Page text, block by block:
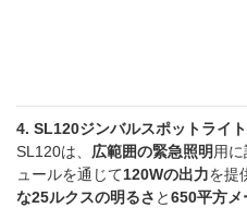
4. SL120ジンバルスポットライト
SL120は、 広範囲の緊急照明用
ュールを通じて120Wの出力を提
な25ルクスの明るさ と650平方メ